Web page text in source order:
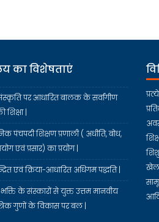
का विशेषताएं
पर आधारित बालक के सर्वांगीण
शिक्षा |
पंचपदी शिक्षण प्रणाली ( अधीति, बोध,
एवं प्रसार) का प्रयोग |
एवं क्रिया-आधारित अधिगम पद्धति |
के संस्कारों से युक्त उत्तम मानवीय
गुणों के विकास पर बल |